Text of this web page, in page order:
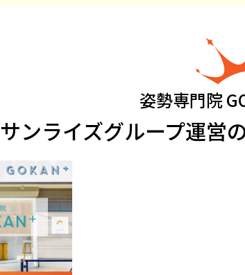
姿勢専門院
サンライズグループ運営